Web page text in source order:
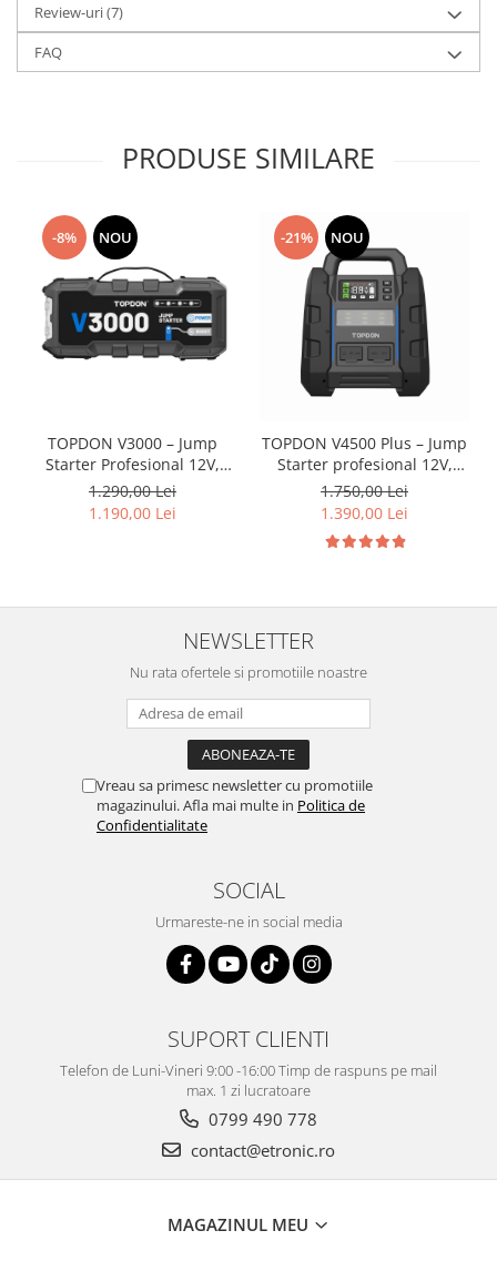
Review-uri(7)
FAQ
PRODUSE SIMILARE
-8% NOU
TOPDON V3000 – Jump
Starter Profesional 12V,
3000A
1.290,00 Lei
1.190,00 Lei
-21% NOU
TOPDON V4500 Plus – Jump
Starter profesional 12V,
4500A cu Powerbank și
lanternă LED
1.750,00 Lei
1.390,00 Lei
NEWSLETTER
Nu rata ofertele si promotiile noastre
Vreau sa primesc newsletter cu promotiile
magazinului. Afla mai multe in Politica de
Confidentialitate
SOCIAL
Urmareste-ne in social media
SUPORT CLIENTI
Telefon de Luni-Vineri 9:00 -16:00 Timp de raspuns pe mail
max. 1 zi lucratoare
0799 490 778
contact@etronic.ro
MAGAZINUL MEU